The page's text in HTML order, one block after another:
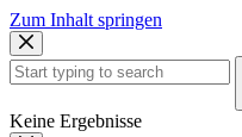
Zum Inhalt springen
Keine Ergebnisse